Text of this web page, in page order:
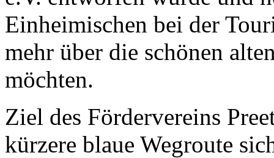
Einheimischen bei der
mehr über die schönen
möchten.
Ziel des Fördervereins
kürzere blaue Wegroute